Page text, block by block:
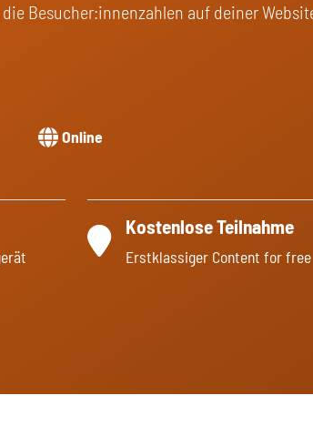
Besucher:innenzahlen auf deiner
Online
Kostenlose Teilnahme
Erstklassiger Content for free